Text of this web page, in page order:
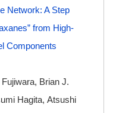
Network: A Step
from High-
Components
, Brian J.
Hagita, Atsushi